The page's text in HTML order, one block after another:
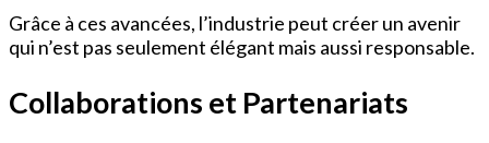
Grâce à ces avancées, l’industrie peut créer un avenir
qui n’est pas seulement élégant mais aussi responsable.
Collaborations et Partenariats